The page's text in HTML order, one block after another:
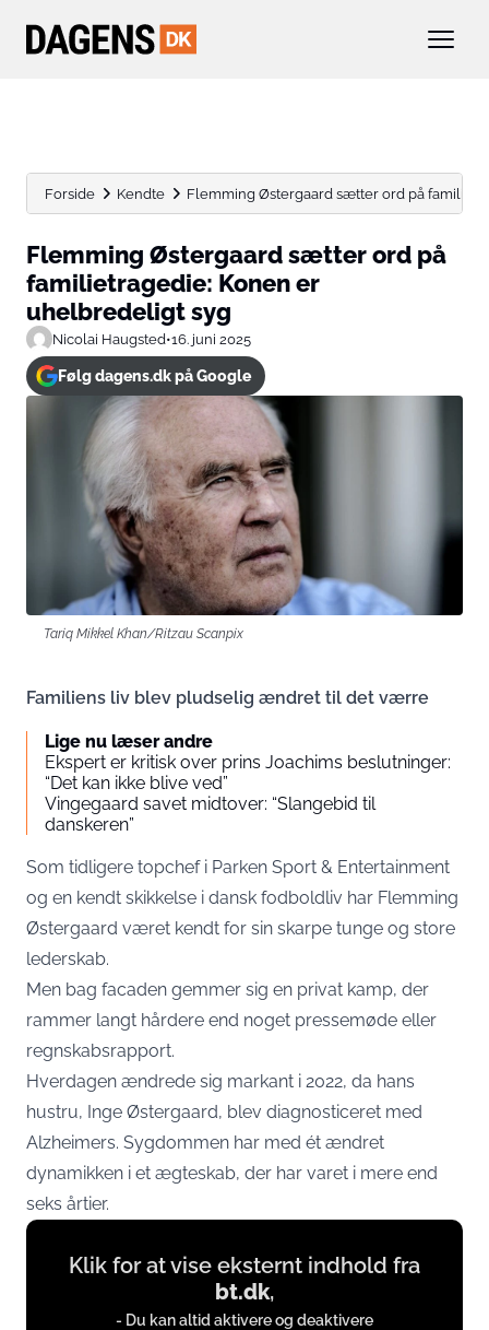
Forside Kendte Flemming Østergaard sætter ord på
Flemming Østergaard sætter ord på
familietragedie: Konen er
uhelbredeligt syg
Nicolai Haugsted•16. juni 2025
Følg dagens.dk på Google
Tariq Mikkel Khan/Ritzau Scanpix
Familiens liv blev pludselig ændret til det værre
Lige nu læser andre
Ekspert er kritisk over prins Joachims beslutninger:
“Det kan ikke blive ved”
Vingegaard savet midtover: “Slangebid til
danskeren”
Som tidligere topchef i Parken Sport & Entertainment
og en kendt skikkelse i dansk fodboldliv har Flemming
Østergaard været kendt for sin skarpe tunge og store
lederskab.
Men bag facaden gemmer sig en privat kamp, der
rammer langt hårdere end noget pressemøde eller
regnskabsrapport.
Hverdagen ændrede sig markant i 2022, da hans
hustru, Inge Østergaard, blev diagnosticeret med
Alzheimers. Sygdommen har med ét ændret
dynamikken i et ægteskab, der har varet i mere end
seks årtier.
Display
contentKlik for at vise eksternt indhold fra
bt.dk,
- Du kan altid aktivere og deaktivere